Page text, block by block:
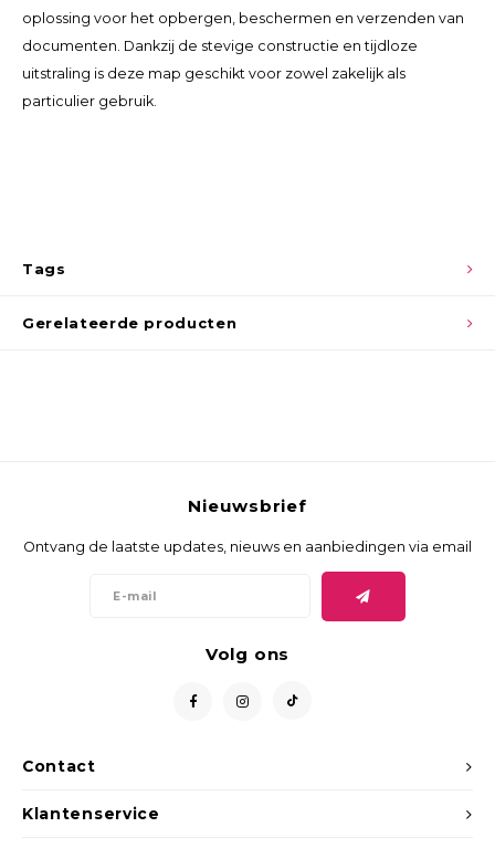
oplossing voor het opbergen, beschermen en verzenden van
documenten. Dankzij de stevige constructie en tijdloze
uitstraling is deze map geschikt voor zowel zakelijk als
particulier gebruik.
Tags
Gerelateerde producten
Contact
Nieuwsbrief
Ontvang de laatste updates, nieuws en aanbiedingen via email
Volg ons
Klantenservice